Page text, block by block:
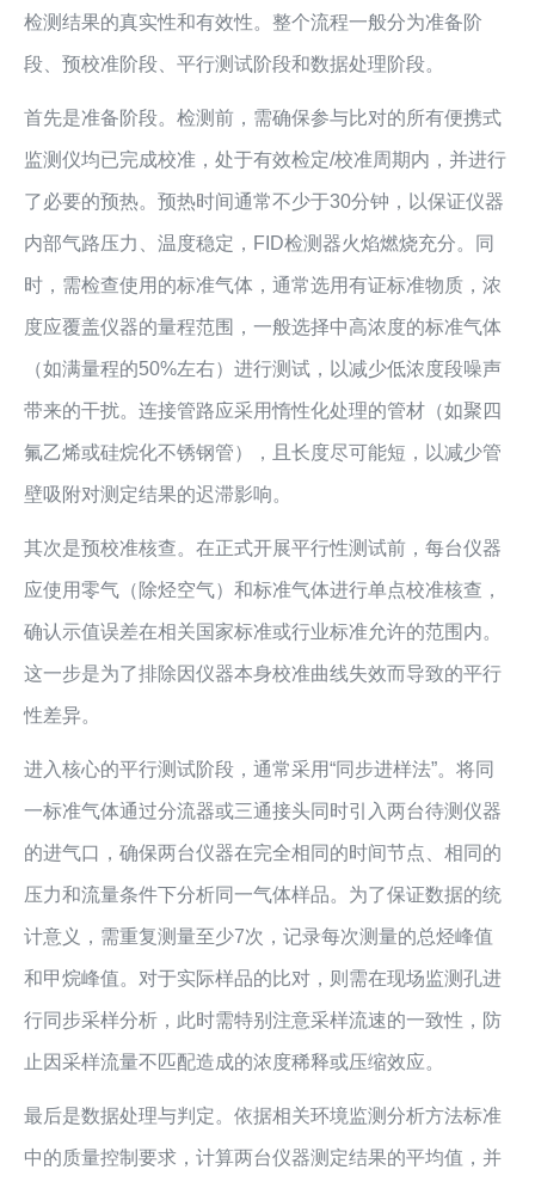
检测结果的真实性和有效性。整个流程一般分为准备阶
段、预校准阶段、平行测试阶段和数据处理阶段。
首先是准备阶段。检测前，需确保参与比对的所有便携式
监测仪均已完成校准，处于有效检定/校准周期内，并进行
了必要的预热。预热时间通常不少于30分钟，以保证仪器
内部气路压力、温度稳定，FID检测器火焰燃烧充分。同
时，需检查使用的标准气体，通常选用有证标准物质，浓
度应覆盖仪器的量程范围，一般选择中高浓度的标准气体
（如满量程的50%左右）进行测试，以减少低浓度段噪声
带来的干扰。连接管路应采用惰性化处理的管材（如聚四
氟乙烯或硅烷化不锈钢管），且长度尽可能短，以减少管
壁吸附对测定结果的迟滞影响。
其次是预校准核查。在正式开展平行性测试前，每台仪器
应使用零气（除烃空气）和标准气体进行单点校准核查，
确认示值误差在相关国家标准或行业标准允许的范围内。
这一步是为了排除因仪器本身校准曲线失效而导致的平行
性差异。
进入核心的平行测试阶段，通常采用“同步进样法”。将同
一标准气体通过分流器或三通接头同时引入两台待测仪器
的进气口，确保两台仪器在完全相同的时间节点、相同的
压力和流量条件下分析同一气体样品。为了保证数据的统
计意义，需重复测量至少7次，记录每次测量的总烃峰值
和甲烷峰值。对于实际样品的比对，则需在现场监测孔进
行同步采样分析，此时需特别注意采样流速的一致性，防
止因采样流量不匹配造成的浓度稀释或压缩效应。
最后是数据处理与判定。依据相关环境监测分析方法标准
中的质量控制要求，计算两台仪器测定结果的平均值，并